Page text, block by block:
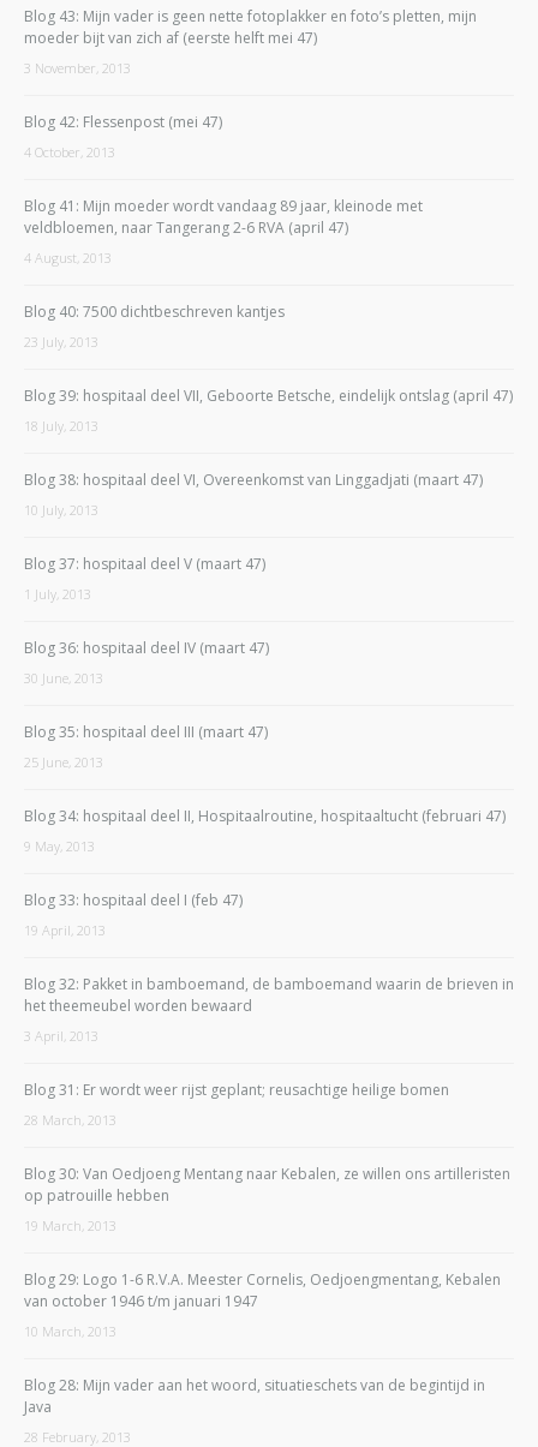
Blog 43: Mijn vader is geen nette fotoplakker en foto’s pletten, mijn
moeder bijt van zich af (eerste helft mei 47)
3 November, 2013
Blog 42: Flessenpost (mei 47)
4 October, 2013
Blog 41: Mijn moeder wordt vandaag 89 jaar, kleinode met
veldbloemen, naar Tangerang 2-6 RVA (april 47)
4 August, 2013
Blog 40: 7500 dichtbeschreven kantjes
23 July, 2013
Blog 39: hospitaal deel VII, Geboorte Betsche, eindelijk ontslag (april 47)
18 July, 2013
Blog 38: hospitaal deel VI, Overeenkomst van Linggadjati (maart 47)
10 July, 2013
Blog 37: hospitaal deel V (maart 47)
1 July, 2013
Blog 36: hospitaal deel IV (maart 47)
30 June, 2013
Blog 35: hospitaal deel III (maart 47)
25 June, 2013
Blog 34: hospitaal deel II, Hospitaalroutine, hospitaaltucht (februari 47)
9 May, 2013
Blog 33: hospitaal deel I (feb 47)
19 April, 2013
Blog 32: Pakket in bamboemand, de bamboemand waarin de brieven in
het theemeubel worden bewaard
3 April, 2013
Blog 31: Er wordt weer rijst geplant; reusachtige heilige bomen
28 March, 2013
Blog 30: Van Oedjoeng Mentang naar Kebalen, ze willen ons artilleristen
op patrouille hebben
19 March, 2013
Blog 29: Logo 1-6 R.V.A. Meester Cornelis, Oedjoengmentang, Kebalen
van october 1946 t/m januari 1947
10 March, 2013
Blog 28: Mijn vader aan het woord, situatieschets van de begintijd in
Java
28 February, 2013